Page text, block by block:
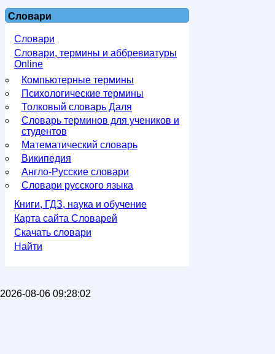
Словари
Словари
Словари, термины и аббревиатуры
Online
Компьютерные термины
Психологические термины
Толковый словарь Даля
Словарь терминов для учеников и
студентов
Математический словарь
Википедия
Англо-Русские словари
Словари русского языка
Книги, ГДЗ, наука и обучение
Карта сайта Словарей
Скачать словари
Найти
2026-08-06 09:28:02